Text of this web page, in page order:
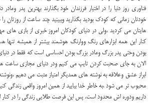
فناوری روز دنیا را در اختیار فرزندان خود بگذارند بهترین پدر
خودتان زمانی که کودک بودید بگذارید وببینید چند ساعت از
هایتان می کردید ،ولی در دنیای کودکان امروز خبری از بازی های
کنار این همه ابزارهای رنگ ووارنگ هوشمند بیشتر از همیشه تنها
بودن وحتی پدر بزرگ ومادر بزرگ بودن احساسی است که فقط در
الان به جای صحبت کردن تایپ می کنیم ودر دنیای مجازی ساعت
ابراز عشق وعلاقه به نوشته های همدیگر امتیاز مثبت می دهیم
محبوب تر می شود ،به خاطر خدا بیایید از همین امروز واقعی زندگی
داریم ودوره اش محدود است، پس این فرصت طلایی زندگی را در کنار